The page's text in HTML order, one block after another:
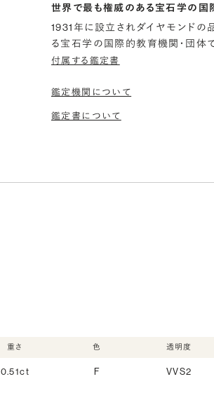
世界で最も権威のある宝石学の国
1931年に設立されダイヤモンドの
る宝石学の国際的教育機関・団体で
付属する鑑定書
鑑定機関について
鑑定書について
重さ
0.51ct
色
F
透明度
VVS2